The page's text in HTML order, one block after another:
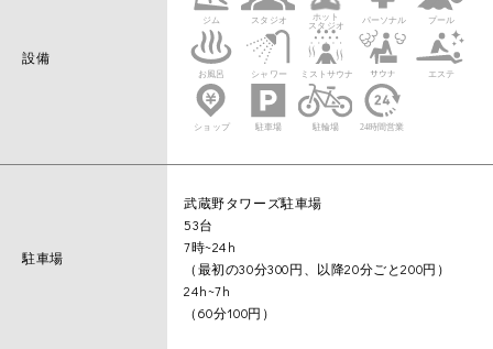
設備
駐車場
武蔵野タワーズ駐車場
53台
7時~24h
（最初の30分300円、以降20分ごと200円）
24h~7h
（60分100円）